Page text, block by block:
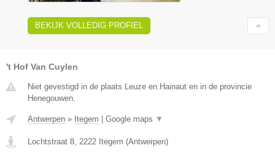
BEKIJK VOLLEDIG PROFIEL
't Hof Van Cuylen
Niet gevestigd in de plaats Leuze en Hainaut en in de provincie
Henegouwen.
Antwerpen » Itegem Google maps ▼
Lochtstraat 8, 2222 Itegem (Antwerpen)